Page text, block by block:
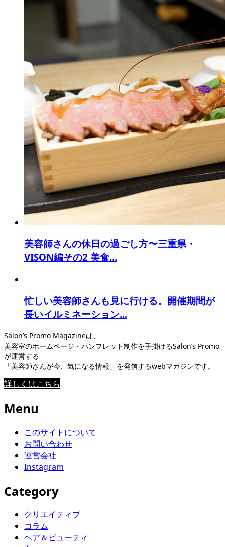
美容師さんの休日の過ごし方〜三重県・
VISON編その2 美食...
忙しい美容師さんも見に行ける。開催期間が
長いイルミネーション...
Salon’s Promo Magazineは、
美容室のホームページ・パンフレット制作を手掛けるSalon’s Promo
が運営する
「美容師さんが今、気になる情報」を発信するwebマガジンです。
詳しくはこちら
Menu
このサイトについて
お問い合わせ
運営会社
Instagram
Category
クリエイティブ
コラム
ヘア＆ビューティ